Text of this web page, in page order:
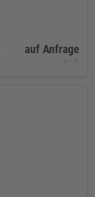
auf Anfrage
je 1 St.